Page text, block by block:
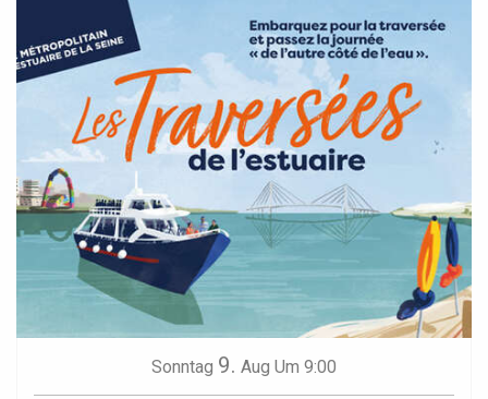
Sonntag 9. Aug Um 9:00